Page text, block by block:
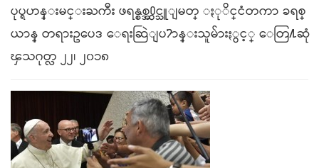
ပုပ္ရဟန္းမင္းႀကီး ဖရန္စစ္အ႐ွင္သူျမတ္ ႏုိင္ငံတကာ ခရစ္
ယာန္ တရားဥပေဒ ေရးဆြဲျပ႒ာန္းသူမ်ားႏွင့္ ေတြ႔ဆုံ
ၾသဂုတ္လ ၂၂၊ ၂၀၁၈